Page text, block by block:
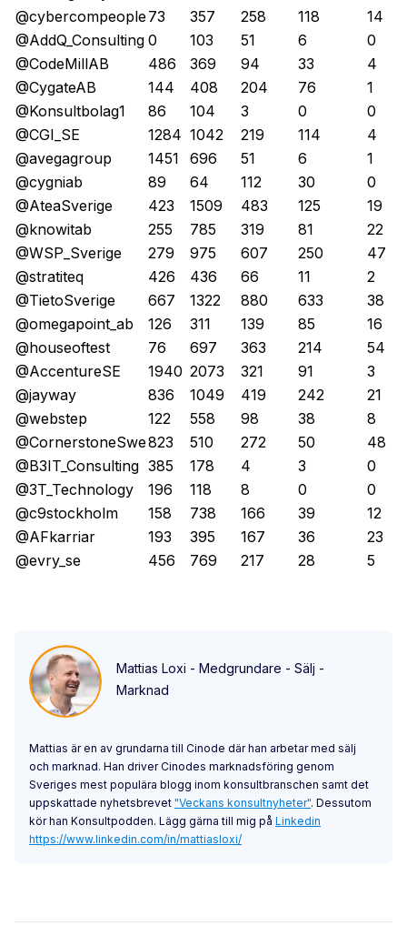
@cybercompeople73 357 258 118
14
@AddQ_Consulting 0 103 51 6
0
@CodeMillAB
486 369 94 33
4
@CygateAB
144 408 204 76
1
@Konsultbolag1
86 104 3 0
0
@CGI_SE
1284 1042 219 114
4
@avegagroup
1451 696 51 6
1
@cygniab
89 64 112 30
0
@AteaSverige
423 1509 483 125
19
@knowitab
255 785 319 81
22
@WSP_Sverige
279 975 607 250
47
@stratiteq
426 436 66 11
2
@TietoSverige
667 1322 880 633
38
@omegapoint_ab
126 311 139 85
16
@houseoftest
76 697 363 214
54
@AccentureSE
1940 2073 321 91
3
@jayway
836 1049 419 242
21
@webstep
122 558 98 38
8
@CornerstoneSwe823 510 272 50
48
@B3IT_Consulting 385 178 4 3
0
@3T_Technology
196 118 8 0
0
@c9stockholm
158 738 166 39
12
@AFkarriar
193 395 167 36
23
@evry_se
456 769 217 28 5
Mattias Loxi - Medgrundare - Sälj -
Marknad
Mattias är en av grundarna till Cinode där han arbetar med sälj
och marknad. Han driver Cinodes marknadsföring genom
Sveriges mest populära blogg inom konsultbranschen samt det
uppskattade nyhetsbrevet "Veckans konsultnyheter". Dessutom
kör han Konsultpodden. Lägg gärna till mig på Linkedin
https://www.linkedin.com/in/mattiasloxi/